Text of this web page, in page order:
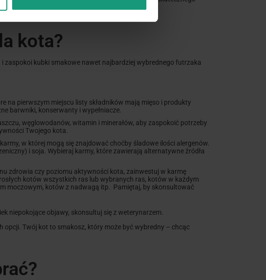
kota?
zaspokoi kubki smakowe nawet najbardziej wybrednego futrzaka
na pierwszym miejscu listy składników mają mięso i produkty
barwniki, konserwanty i wypełniacze.
węglowodanów, witamin i minerałów, aby zaspokoić potrzeby
Twojego kota.
w której mogą się znajdować choćby śladowe ilości alergenów.
i soja. Wybieraj karmy, które zawierają alternatywne źródła
zdrowia czy poziomu aktywności kota, zainwestuj w karmę
kotów wszystkich ras lub wybranych ras, kotów w każdym
moczowym, kotów z nadwagą itp. Pamiętaj, by skonsultować
niepokojące objawy, skonsultuj się z weterynarzem.
Twój kot to smakosz, który może być wybredny – chcąc